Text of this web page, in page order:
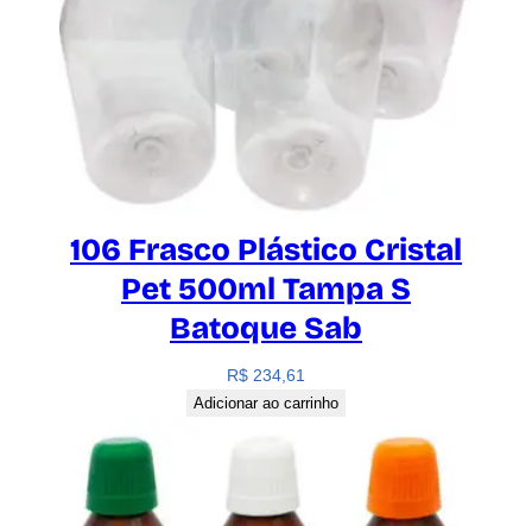
106 Frasco Plástico Cristal
Pet 500ml Tampa S
Batoque Sab
R$ 234,61
Adicionar ao carrinho